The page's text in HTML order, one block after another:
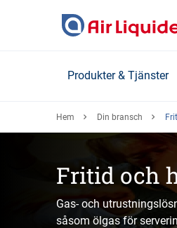
Produkter & Tjänster
Hem Din bransch
Fritid och
Gas- och
såsom ölgas för